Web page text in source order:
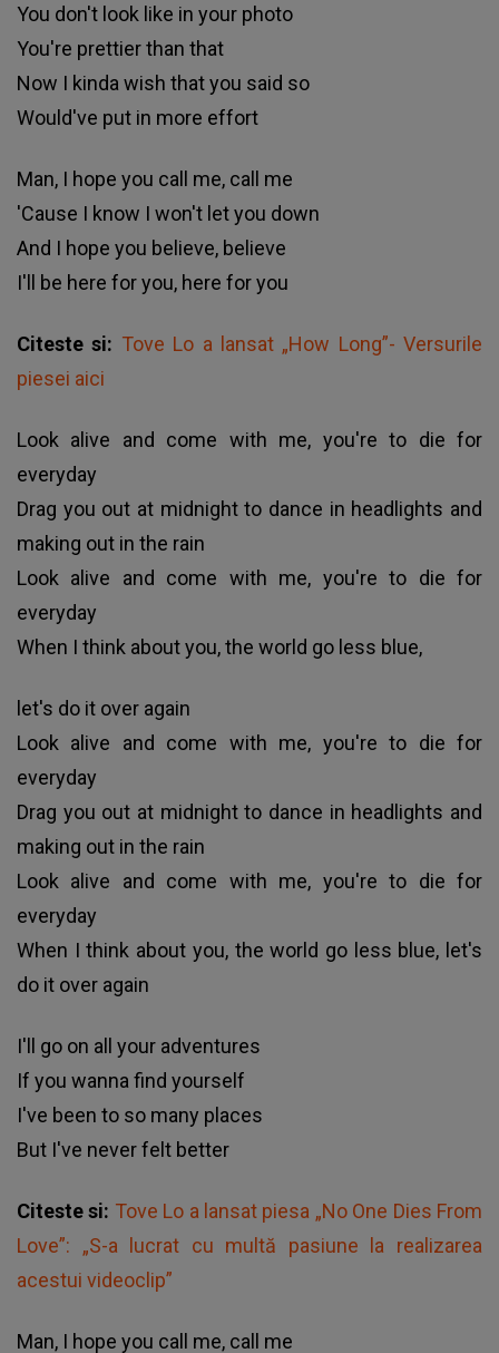
You don't look like in your photo
You're prettier than that
Now I kinda wish that you said so
Would've put in more effort
Man, I hope you call me, call me
'Cause I know I won't let you down
And I hope you believe, believe
I'll be here for you, here for you
Citeste si: Tove Lo a lansat „How Long”- Versurile
piesei aici
Look alive and come with me, you're to die for
everyday
Drag you out at midnight to dance in headlights and
making out in the rain
Look alive and come with me, you're to die for
everyday
When I think about you, the world go less blue,
let's do it over again
Look alive and come with me, you're to die for
everyday
Drag you out at midnight to dance in headlights and
making out in the rain
Look alive and come with me, you're to die for
everyday
When I think about you, the world go less blue, let's
do it over again
I'll go on all your adventures
If you wanna find yourself
I've been to so many places
But I've never felt better
Citeste si: Tove Lo a lansat piesa „No One Dies From
Love”: „S-a lucrat cu multă pasiune la realizarea
acestui videoclip”
Man, I hope you call me, call me